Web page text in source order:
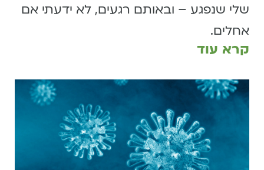
שלי שנפגע – ובאותם רגעים, לא ידעתי אם
אחלים.
קרא עוד